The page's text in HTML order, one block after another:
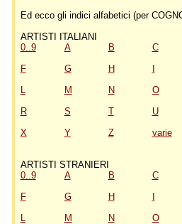
Ed ecco gli indici alfabetici (per
ARTISTI ITALIANI
0..9
A B C
F
G H
L
M N O
R
S T U
X
Y Z varie
ARTISTI STRANIERI
0..9
A B C
F
G H
L
M N O